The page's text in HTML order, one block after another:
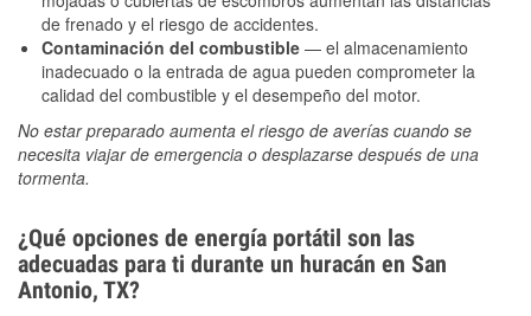
de frenado y el riesgo de accidentes.
Contaminación del combustible — el almacenamiento
inadecuado o la entrada de agua pueden comprometer la
calidad del combustible y el desempeño del motor.
No estar preparado aumenta el riesgo de averías cuando se
necesita viajar de emergencia o desplazarse después de una
tormenta.
¿Qué opciones de energía portátil son las
adecuadas para ti durante un huracán en San
Antonio, TX?